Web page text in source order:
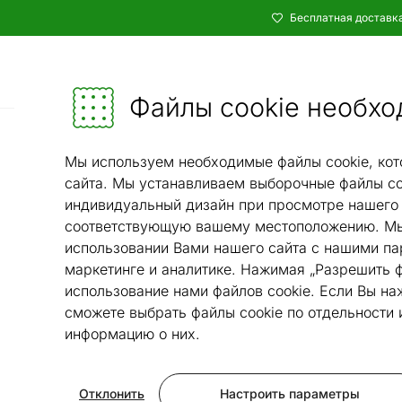
Файлы cookie
Мы используем необходимые файлы cookie,
сайта. Мы устанавливаем выборочные файлы
индивидуальный дизайн при просмотре
соответствующую вашему местоположению.
использовании Вами нашего сайта с нашими
маркетинге и аналитике. Нажимая „Разрешить
использование нами файлов cookie. Если Вы
сможете выбрать файлы cookie по отдельности
информацию о них.
Настроить параметры
Отклонить
Бесплатная
Мебель и убранство - ON24